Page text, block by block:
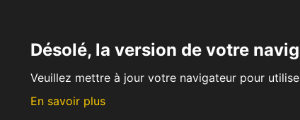
Désolé, la version de votre
Veuillez mettre à jour votre navigateur pour
En savoir plus